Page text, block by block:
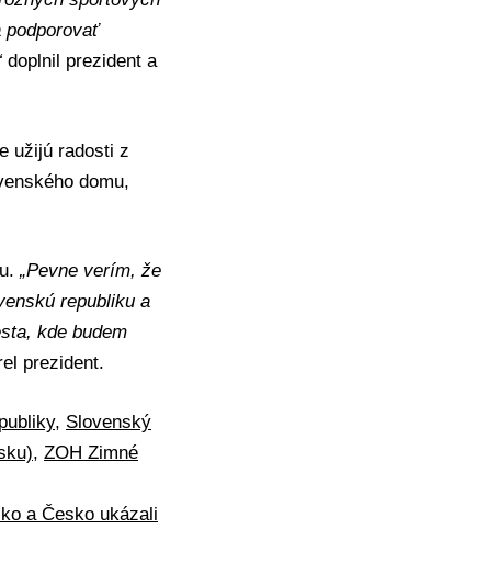
doplnil prezident a
užijú radosti z
domu,
„Pevne verím, že
republiku a
kde budem
prezident.
, Slovenský
, ZOH Zimné
a Česko ukázali